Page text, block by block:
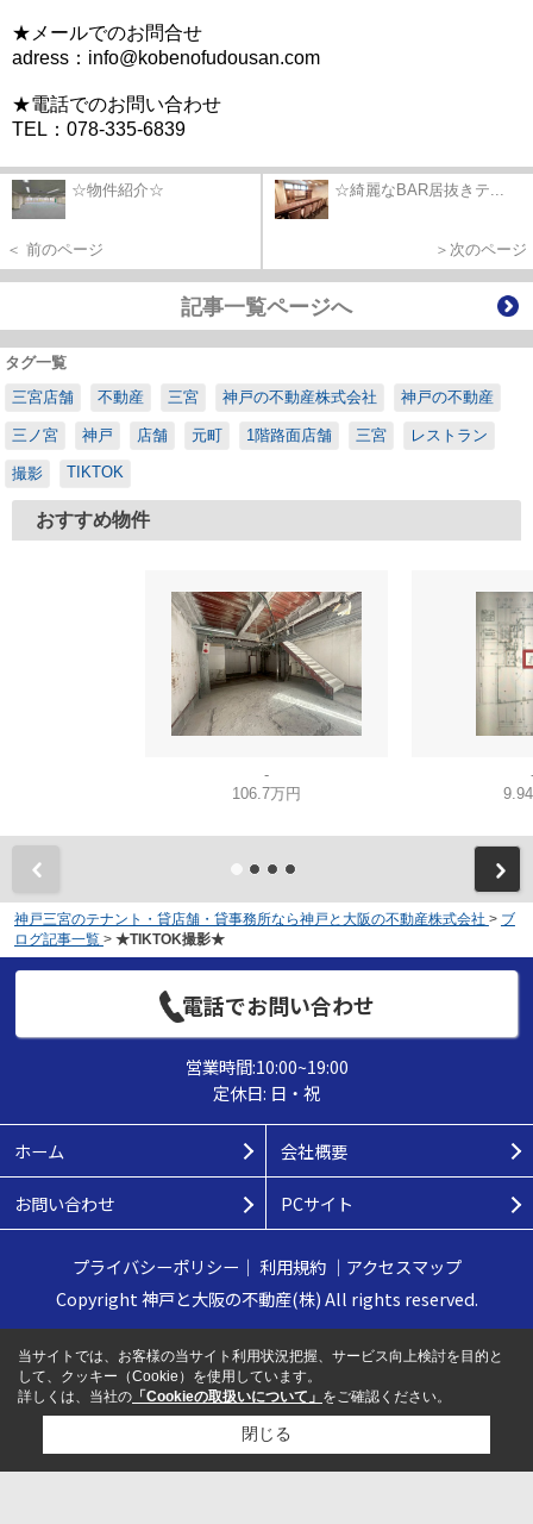
★メールでのお問合せ
adress：info@kobenofudousan.com
★電話でのお問い合わせ
TEL：078-335-6839
☆物件紹介☆
＜ 前のページ
☆綺麗なBAR居抜きテ...
＞次のページ
記事一覧ページへ
タグ一覧
三宮店舗
不動産 三宮 神戸の不動産株式会社 神戸の不動産
三ノ宮 神戸 店舗 元町 1階路面店舗 三宮 レストラン
撮影 TIKTOK
おすすめ物件
-
106.7万円
神戸三宮のテナント・貸店舗・貸事務所なら神戸と大阪の不動産株式会社 > ブ
ログ記事一覧 > ★TIKTOK撮影★
電話でお問い合わせ
営業時間:10:00~19:00
定休日: 日・祝
ホーム 会社概要
お問い合わせ PCサイト
プライバシーポリシー ｜ 利用規約｜ アクセスマップ
Copyright 神戸と大阪の不動産(株) All rights reserved.
当サイトでは、お客様の当サイト利用状況把握、サービス向上検討を目的と
して、クッキー（Cookie）を使用しています。
詳しくは、当社の 「Cookieの取扱いについて」 をご確認ください。
閉じる